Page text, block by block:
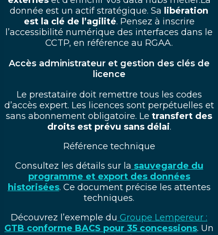
donnée est un actif stratégique. Sa libération
est la clé de l’agilité. Pensez à inscrire
l’accessibilité numérique des interfaces dans le
CCTP, en référence au RGAA.
Accès administrateur et gestion des clés de
licence
Le prestataire doit remettre tous les codes
d’accès expert. Les licences sont perpétuelles et
sans abonnement obligatoire. Le transfert des
droits est prévu sans délai.
Référence technique
Consultez les détails sur la sauvegarde du
programme et export des données
historisées. Ce document précise les attentes
techniques.
Découvrez l’exemple du Groupe Lempereur :
GTB conforme BACS pour 35 concessions. Un